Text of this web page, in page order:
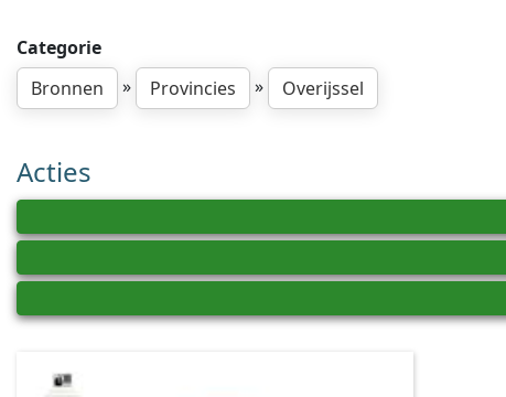
Categorie
Bronnen
» Provincies » Overijssel
Acties